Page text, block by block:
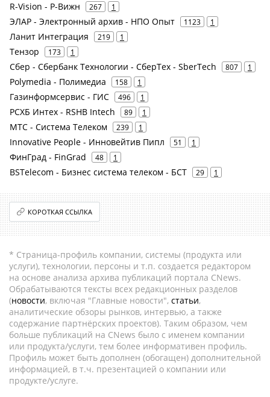
R-Vision - Р-Вижн 267 1
ЭЛАР - Электронный архив - НПО Опыт 1123 1
Ланит Интеграция 219 1
Тензор 173 1
Сбер - Сбербанк Технологии - СберТех - SberTech 807 1
Polymedia - Полимедиа 158 1
Газинформсервис - ГИС 496 1
РСХБ Интех - RSHB Intech 89 1
МТС - Система Телеком 239 1
Innovative People - Инновейтив Пипл 51 1
ФинГрад - FinGrad 48 1
BSTelecom - Бизнес система телеком - БСТ 29 1
КОРОТКАЯ ССЫЛКА
* Страница-профиль компании, системы (продукта или
услуги), технологии, персоны и т.п. создается редактором
на основе анализа архива публикаций портала CNews.
Обрабатываются тексты всех редакционных разделов
(новости, включая "Главные новости", статьи,
аналитические обзоры рынков, интервью, а также
содержание партнёрских проектов). Таким образом, чем
больше публикаций на CNews было с именем компании
или продукта/услуги, тем более информативен профиль.
Профиль может быть дополнен (обогащен) дополнительной
информацией, в т.ч. презентацией о компании или
продукте/услуге.